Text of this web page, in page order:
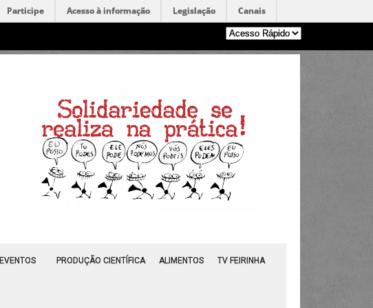
Participe Acesso à informação Legislação Canais
EVENTOS PRODUÇÃO CIENTÍFICA ALIMENTOS TV FEIRINHA